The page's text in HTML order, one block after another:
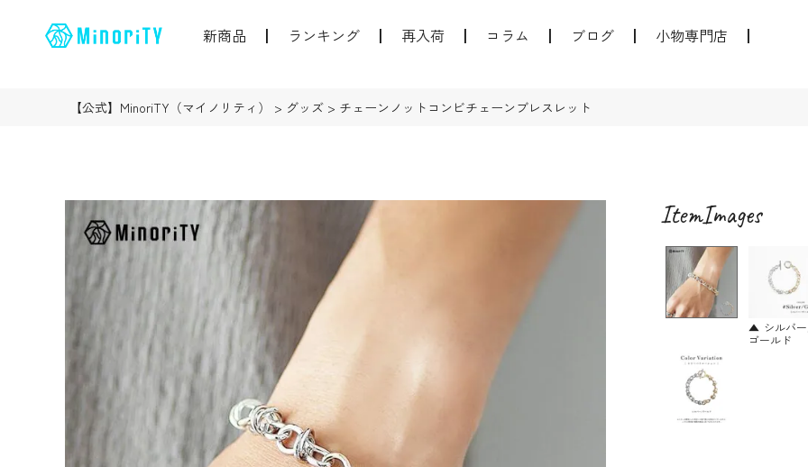
新商品 ランキング 再入荷 コラム ブログ 小物専門店
【公式】MinoriTY（マイノリティ） グッズ チェーンノットコンビチェーンブレスレット
シルバ
ゴールド